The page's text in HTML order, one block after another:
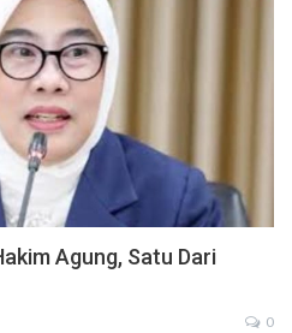
Agung, Satu Dari
0